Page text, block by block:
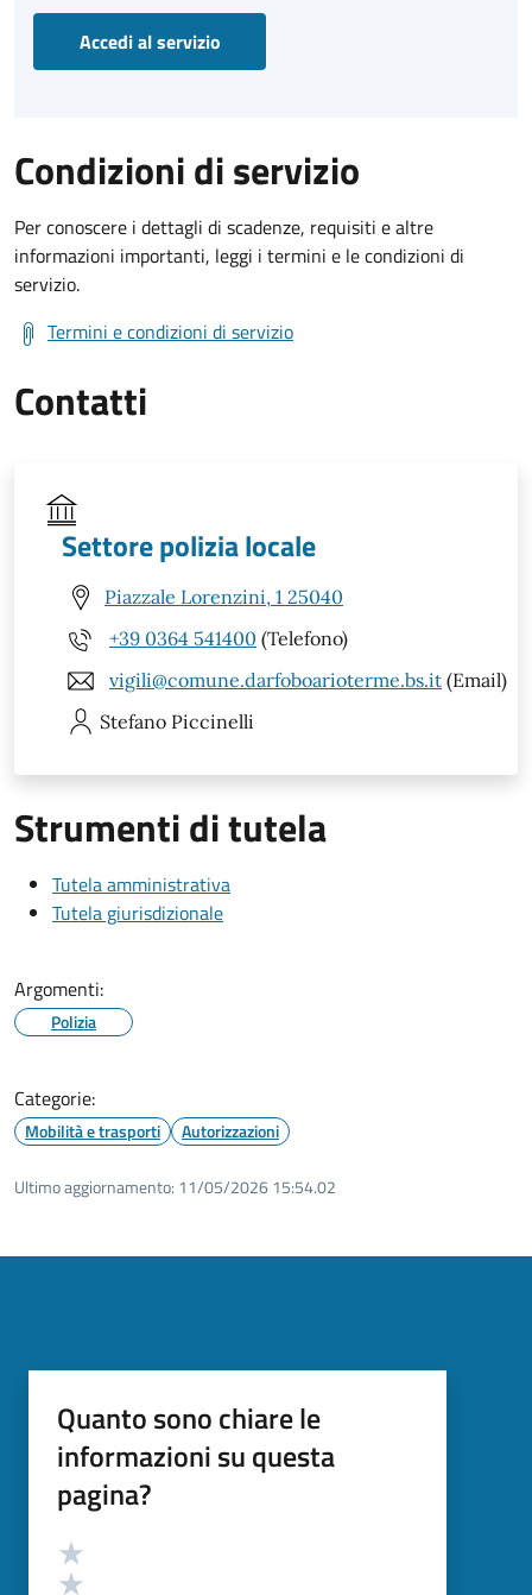
Accedi al servizio
Condizioni di servizio
Per conoscere i dettagli di scadenze, requisiti e altre
informazioni importanti, leggi i termini e le condizioni di
servizio.
Termini e condizioni di servizio
Contatti
Settore polizia locale
Piazzale Lorenzini, 1 25040
+39 0364 541400 (Telefono)
vigili@comune.darfoboarioterme.bs.it (Email)
Stefano Piccinelli
Strumenti di tutela
Tutela amministrativa
Tutela giurisdizionale
Argomenti:
Polizia
Categorie:
Mobilità e trasporti Autorizzazioni
Ultimo aggiornamento: 11/05/2026 15:54.02
Quanto sono chiare le
informazioni su questa
pagina?
Valutazione